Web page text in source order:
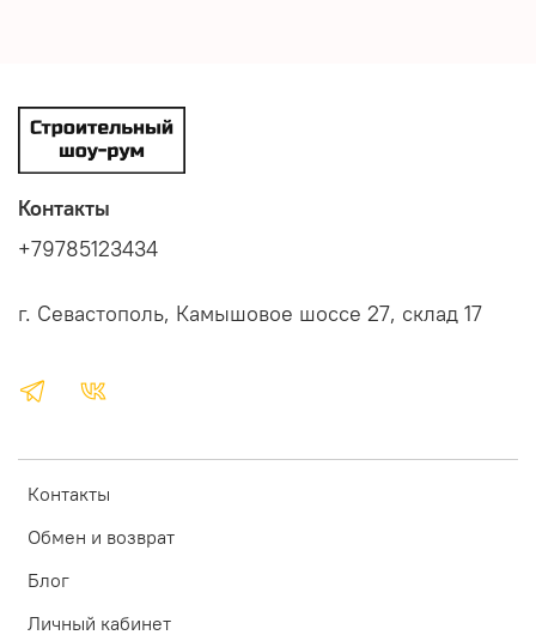
Контакты
Обмен и возврат
Блог
Личный кабинет
Контакты
+79785123434
г. Севастополь, Камышовое шоссе 27, склад 17